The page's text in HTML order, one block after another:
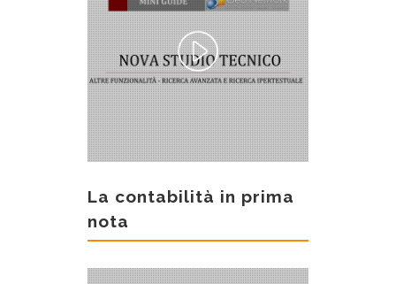
La contabilità in prima
nota